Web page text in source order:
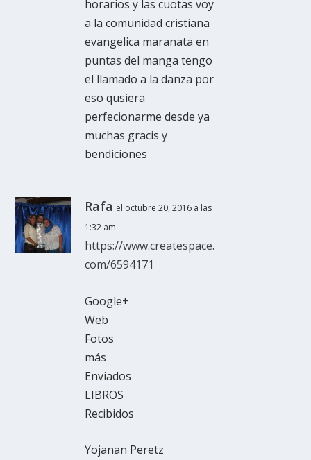
horarios y las cuotas voy
a la comunidad cristiana
evangelica maranata en
puntas del manga tengo
el llamado a la danza por
eso qusiera
perfecionarme desde ya
muchas gracis y
bendiciones
Rafa el octubre 20, 2016 a las
1:32 am
https://www.createspace.
com/6594171
Google+
Web
Fotos
más
Enviados
LIBROS
Recibidos
Yojanan Peretz